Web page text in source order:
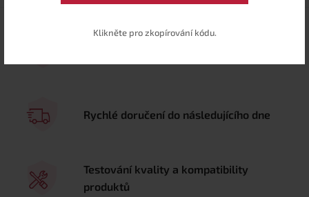
Klikněte pro zkopírování kódu.
Rychlé doručení do následujícího dne
Testování kvality a kompatibility
produktů